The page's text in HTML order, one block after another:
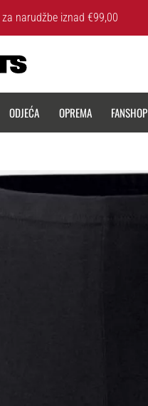
za narudžbe iznad €99,00
ODJEĆA OPREMA FANSHOP